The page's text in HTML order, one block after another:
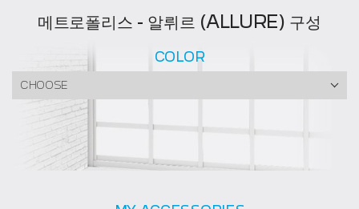
메트로폴리스 - 알뤼르 (ALLURE) 구성
COLOR
CHOOSE